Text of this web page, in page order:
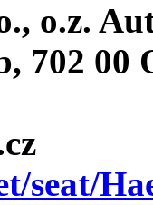
o.z.
702
seat/